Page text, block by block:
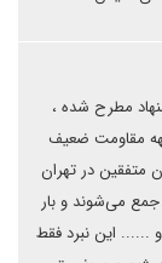
مطرح شده ،
مقاومت ضعیف
متفقین در تهران
می‌شوند و بار
...... این نبرد فقط